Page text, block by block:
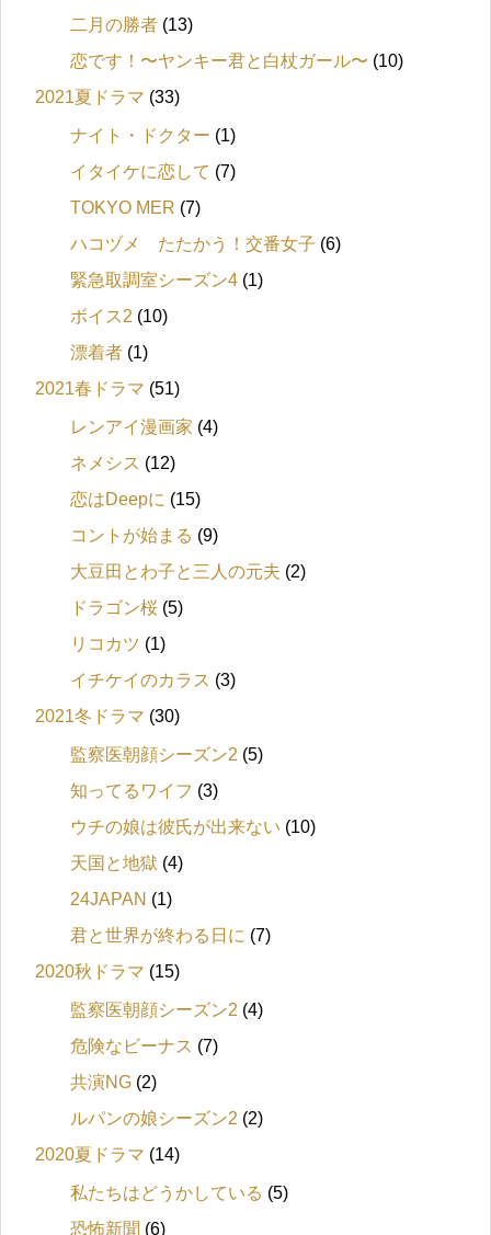
二月の勝者 (13)
恋です！〜ヤンキー君と白杖ガール〜 (10)
2021夏ドラマ (33)
ナイト・ドクター (1)
イタイケに恋して (7)
TOKYO MER (7)
ハコヅメ たたかう！交番女子 (6)
緊急取調室シーズン4 (1)
ボイス2 (10)
漂着者 (1)
2021春ドラマ (51)
レンアイ漫画家 (4)
ネメシス (12)
恋はDeepに (15)
コントが始まる (9)
大豆田とわ子と三人の元夫 (2)
ドラゴン桜 (5)
リコカツ (1)
イチケイのカラス (3)
2021冬ドラマ (30)
監察医朝顔シーズン2 (5)
知ってるワイフ (3)
ウチの娘は彼氏が出来ない (10)
天国と地獄 (4)
24JAPAN (1)
君と世界が終わる日に (7)
2020秋ドラマ (15)
監察医朝顔シーズン2 (4)
危険なビーナス (7)
共演NG (2)
ルパンの娘シーズン2 (2)
2020夏ドラマ (14)
私たちはどうかしている (5)
恐怖新聞 (6)